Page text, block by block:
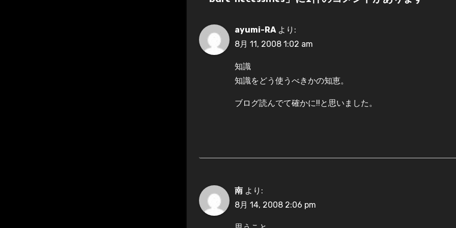
ー
シ
ayumi-RA より:
8月 11, 2008 1:02 am
知識
知識をどう使うべきかの知恵。
ブログ読んでて確かに!!と思いました。
南 より:
8月 14, 2008 2:06 pm